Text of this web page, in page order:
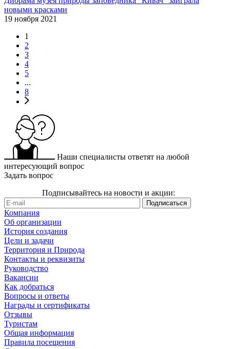
новыми красками
19 ноября 2021
1
2
3
4
5
...
8
Наши специалисты ответят на любой
интересующий вопрос
Задать вопрос
Подписывайтесь на новости и акции:
Компания
Об организации
История создания
Цели и задачи
Территория и Природа
Контакты и реквизиты
Руководство
Вакансии
Как добраться
Вопросы и ответы
Награды и сертификаты
Отзывы
Туристам
Общая информация
Правила посещения